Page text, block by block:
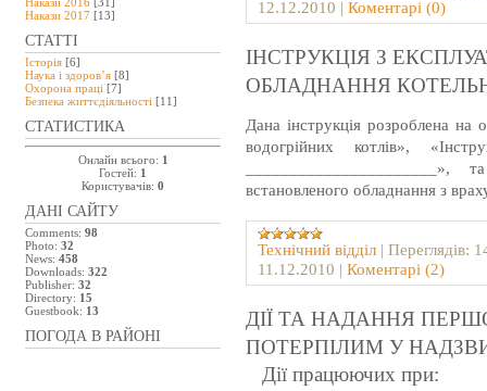
Накази 2017 [13]
СТАТТІ
Історія [6]
Наука і здоров’я [8]
Охорона праці [7]
Безпeка життєдіяльності [11]
СТАТИСТИКА
Онлайн всього: 1
Гостей: 1
Користувачів: 0
ДАНІ САЙТУ
Comments: 98
Photo: 32
News: 458
Downloads: 322
Publisher: 32
Directory: 15
Guestbook: 13
ПОГОДА В РАЙОНІ
12.12.2010 | Коментарі (0)
ІНСТРУКЦІЯ З
ОБЛАДНАННЯ
Дана інструкція розроблена
водогрійних котлів»,
______________________»,
встановленого обладнання з
Технічний відділ | Переглядів:
11.12.2010 | Коментарі (2)
ДІЇ ТА НАДАННЯ
ПОТЕРПІЛИМ У
Дiї працюючих при: